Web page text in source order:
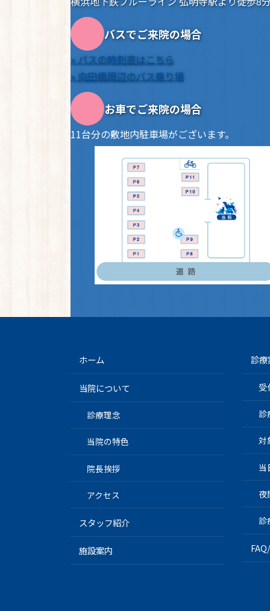
バスでご来院の場合
» バスの時刻表はこちら
» 向田橋周辺のバス乗り場
お車でご来院の場合
11台分の敷地内駐車場がございます。
ホーム
当院について
診療理念
当院の特色
院長挨拶
アクセス
スタッフ紹介
施設案内
診
受
診
対
当
夜
診